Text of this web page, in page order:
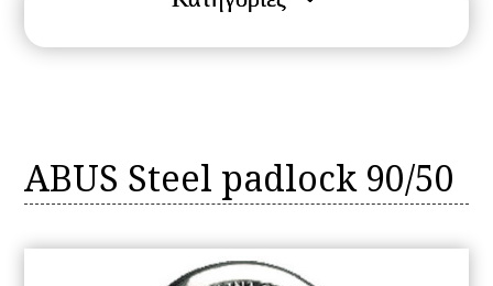
ABUS Steel padlock 90/50